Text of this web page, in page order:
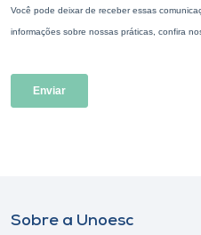
Sobre a Unoesc